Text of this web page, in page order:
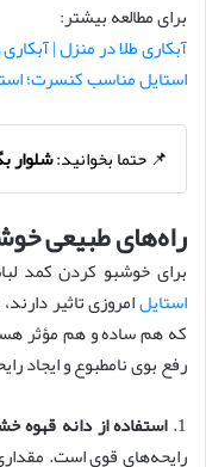
برای مطالعه بیشتر:
آبکاری طلا در منزل |
استایل مناسب کنسرت؛
📌 حتما بخوانید:شلوار
راه‌های طبیعی
برای خوشبو کردن کمد
استایلامروزی تاثیر
که هم ساده و هم مؤثر
رفع بوی نامطبوع و ایجاد
1. استفاده از دانه
رایحه‌های قوی است.